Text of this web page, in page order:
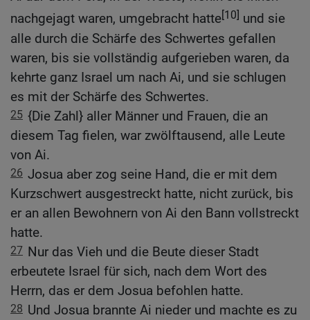
nachgejagt waren, umgebracht hatte[10] und sie
alle durch die Schärfe des Schwertes gefallen
waren, bis sie vollständig aufgerieben waren, da
kehrte ganz Israel um nach Ai, und sie schlugen
es mit der Schärfe des Schwertes.
25 {Die Zahl} aller Männer und Frauen, die an
diesem Tag fielen, war zwölftausend, alle Leute
von Ai.
26 Josua aber zog seine Hand, die er mit dem
Kurzschwert ausgestreckt hatte, nicht zurück, bis
er an allen Bewohnern von Ai den Bann vollstreckt
hatte.
27 Nur das Vieh und die Beute dieser Stadt
erbeutete Israel für sich, nach dem Wort des
Herrn, das er dem Josua befohlen hatte.
28 Und Josua brannte Ai nieder und machte es zu